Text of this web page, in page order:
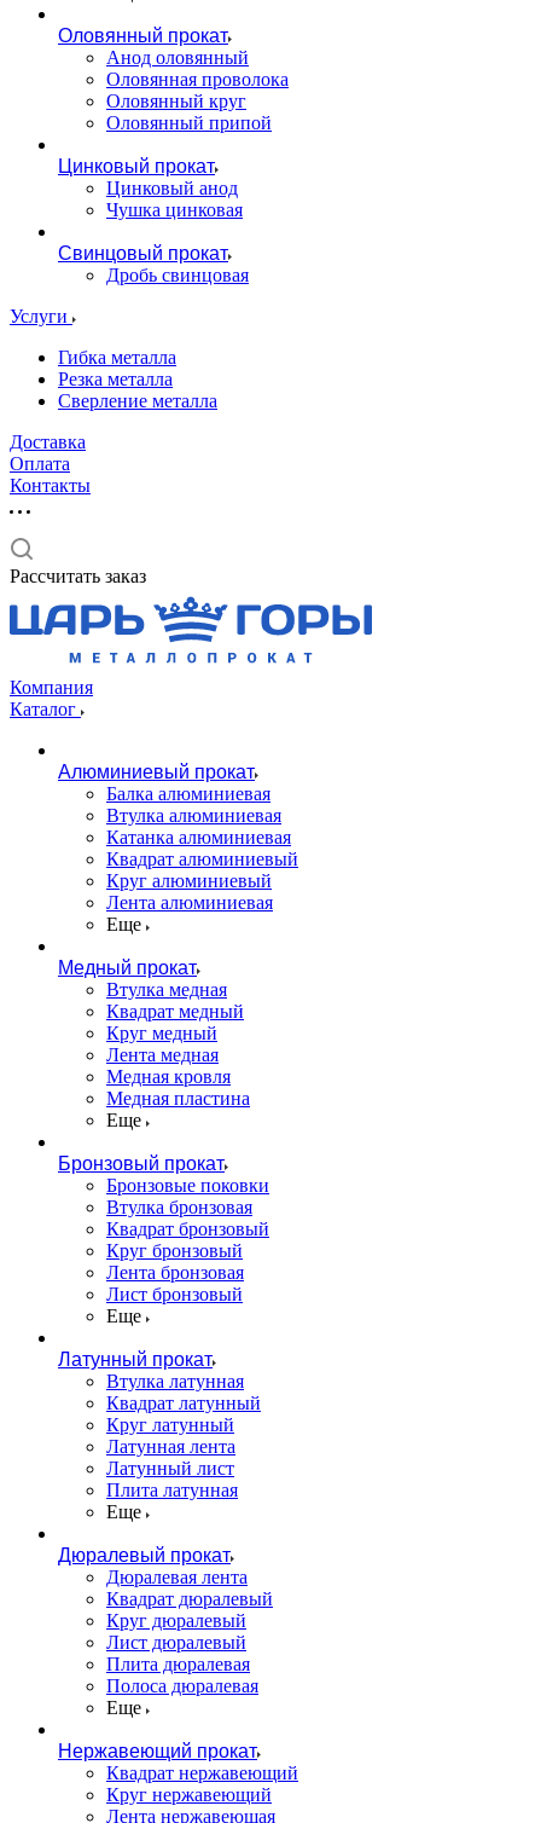
Оловянный прокат
Анод оловянный
Оловянная проволока
Оловянный круг
Оловянный припой
Цинковый прокат
Цинковый анод
Чушка цинковая
Свинцовый прокат
Дробь свинцовая
Услуги
Гибка металла
Резка металла
Сверление металла
Доставка
Оплата
Контакты
Рассчитать заказ
Компания
Каталог
Алюминиевый прокат
Балка алюминиевая
Втулка алюминиевая
Катанка алюминиевая
Квадрат алюминиевый
Круг алюминиевый
Лента алюминиевая
Еще
Медный прокат
Втулка медная
Квадрат медный
Круг медный
Лента медная
Медная кровля
Медная пластина
Еще
Бронзовый прокат
Бронзовые поковки
Втулка бронзовая
Квадрат бронзовый
Круг бронзовый
Лента бронзовая
Лист бронзовый
Еще
Латунный прокат
Втулка латунная
Квадрат латунный
Круг латунный
Латунная лента
Латунный лист
Плита латунная
Еще
Дюралевый прокат
Дюралевая лента
Квадрат дюралевый
Круг дюралевый
Лист дюралевый
Плита дюралевая
Полоса дюралевая
Еще
Нержавеющий прокат
Квадрат нержавеющий
Круг нержавеющий
Лента нержавеющая